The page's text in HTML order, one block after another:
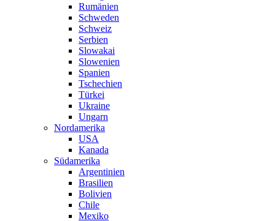
Rumänien
Schweden
Schweiz
Serbien
Slowakai
Slowenien
Spanien
Tschechien
Türkei
Ukraine
Ungarn
Nordamerika
USA
Kanada
Südamerika
Argentinien
Brasilien
Bolivien
Chile
Mexiko